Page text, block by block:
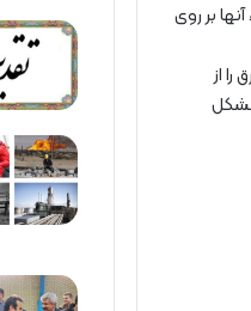
بر روی
از
مشکل